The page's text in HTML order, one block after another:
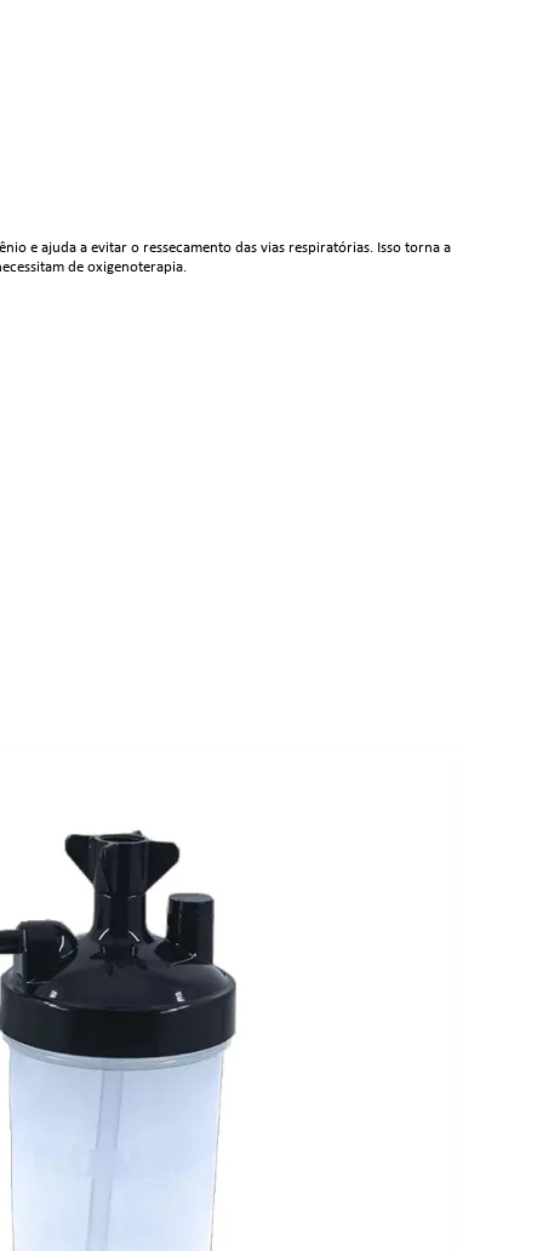
e ajuda a evitar o ressecamento das vias respiratórias. Isso torna a
de oxigenoterapia.